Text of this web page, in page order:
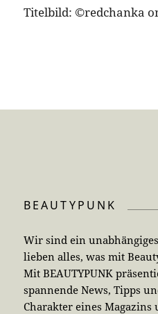
Titelbild: ©redchanka
BEAUTYPUNK
Wir sind ein
lieben alles, was mit
Mit BEAUTYPUNK
spannende News, Tipps
Charakter eines